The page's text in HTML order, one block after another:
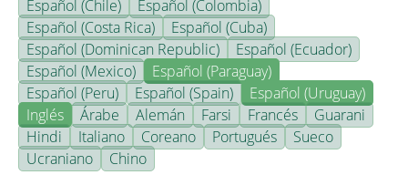
Español (Chile)
Español (Colombia)
Español (Costa Rica)
Español (Cuba)
Español (Dominican Republic)
Español (Ecuador)
Español (Mexico)
Español (Paraguay)
Español (Peru)
Español (Spain)
Español (Uruguay)
Inglés
Árabe Alemán Farsi Francés
Guarani
Hindi
Italiano Coreano Portugués
Sueco
Ucraniano
Chino